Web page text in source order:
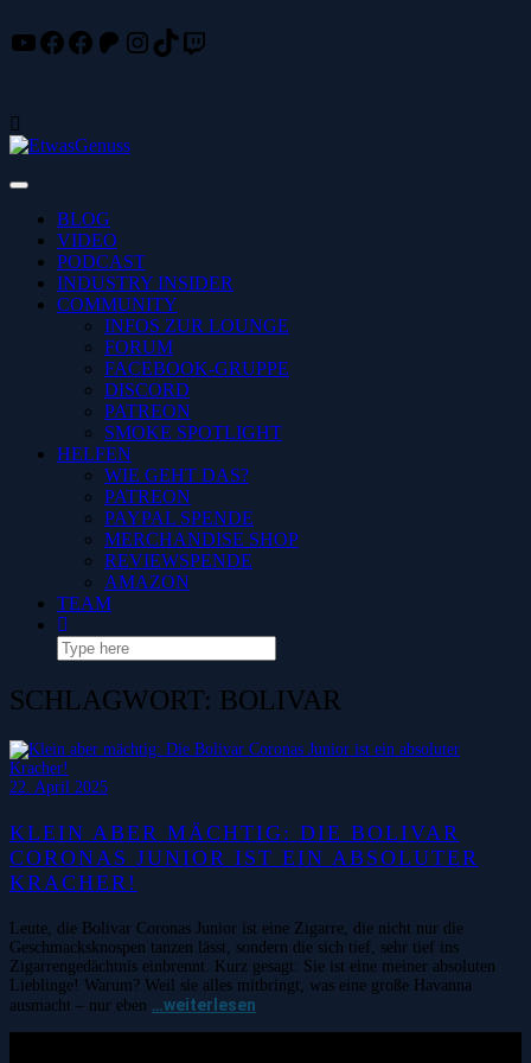
Skip
YouTube
Facebook
Facebook
Patreon
Instagram
TikTok
Twitch
Toggle
Navigation
BLOG
VIDEO
PODCAST
INDUSTRY INSIDER
COMMUNITY
INFOS ZUR LOUNGE
FORUM
FACEBOOK-GRUPPE
DISCORD
PATREON
SMOKE SPOTLIGHT
HELFEN
WIE GEHT DAS?
PATREON
PAYPAL SPENDE
MERCHANDISE SHOP
REVIEWSPENDE
AMAZON
TEAM
SCHLAGWORT: BOLIVAR
22. April 2025
KLEIN ABER MÄCHTIG: DIE BOLIVAR
CORONAS JUNIOR IST EIN ABSOLUTER
KRACHER!
Leute, die Bolivar Coronas Junior ist eine Zigarre, die nicht nur die
Geschmacksknospen tanzen lässt, sondern die sich tief, sehr tief ins
Zigarrengedächtnis einbrennt. Kurz gesagt: Sie ist eine meiner absoluten
Lieblinge! Warum? Weil sie alles mitbringt, was eine große Havanna
ausmacht – nur eben …weiterlesen